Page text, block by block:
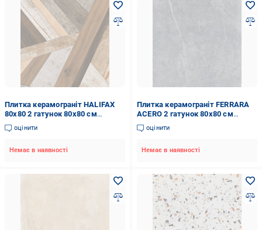
Плитка керамограніт HALIFAX
80x80 2 гатунок 80х80 см
Деревина (1673)
оцінити
Немає в наявності
Плитка керамограніт FERRARA
ACERO 2 гатунок 80х80 см
Камінь (25394278)
оцінити
Немає в наявності